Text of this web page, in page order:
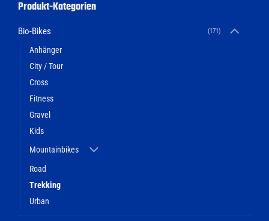
Produkt-Kategorien
Bio-Bikes (171)
Anhänger
City / Tour
Cross
Fitness
Gravel
Kids
Mountainbikes
Road
Trekking
Urban